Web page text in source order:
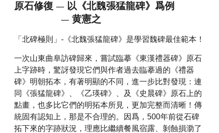
原石修復— 以《北魏張猛龍碑》爲例
— 黄憲之
「北碑極則」-《北魏張猛龍碑》是學習魏碑最佳範本！
一次山東曲阜訪碑歸來，嘗試臨摹《東漢禮器碑》原石
上字跡時，驚訝發現它們與作者過去臨摹過的《禮器
碑》明朝拓本，有著明顯的不同，進一步比對發現：連
同《張猛龍碑》、《乙瑛碑》、及《史晨碑》原石上的
點畫，也多比它們的明拓本所見，更加完整而清晰！傳
統固有認知上，那是不合理的。因爲，500年前從石碑
拓下來的字跡狀況，理應比繼續餐風宿露、剝蝕損泐了